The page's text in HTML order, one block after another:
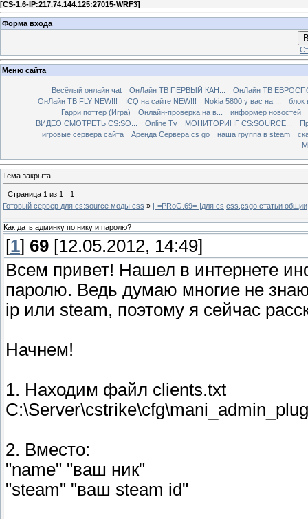
[CS-1.6-IP:217.74.144.125:27015-WRF3]
Форма входа
Меню сайта
Весёлый онлайн чаt ОнЛайн ТВ ПЕРВЫЙ КАН...
ОнЛайн ТВ
ОнЛайн ТВ FLY NEW!!!
ICQ на сайте NEW!!! Nokia 5800 у вас на ...
блок
Гарри поттер (Игра)
Онлайн-проверка на в...
информер новостей
ВИДЕО СМОТРЕТЬ CS:SO...
Online Tv МОНИТОРИНГ CS:SOURCE...
игровые сервера сайта
Аренда Сервера cs go наша группа в steam
Тема закрыта
Страница 1 из 1
1
Готовый сервер для cs:source моды css » |-=PRoG.69=-|для cs,css,csgo cтатьи общии
Как дать админку по нику и паролю?
[1] 69 [12.05.2012, 14:49]
Всем привет! Нашел в интернете
паролю. Ведь думаю многие не
ip или steam, поэтому я сейчас
Начнем!
1. Находим файл clients.txt
2. Вместо:
"name" "ваш ник"
"steam" "ваш steam id"